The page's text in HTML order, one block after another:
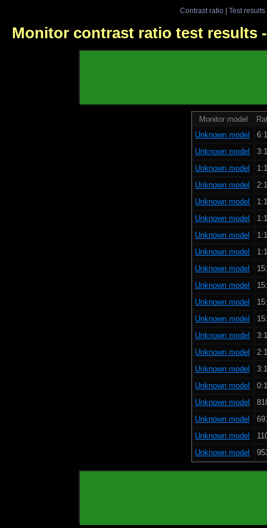
Contrast ratio| Test results
Monitor contrast ratio test results
Monitor model
Unknown model
Unknown model
Unknown model
Unknown model
Unknown model
Unknown model
Unknown model
Unknown model
Unknown model
Unknown model
Unknown model
Unknown model
Unknown model
Unknown model
Unknown model
Unknown model
Unknown model
Unknown model
Unknown model
Unknown model